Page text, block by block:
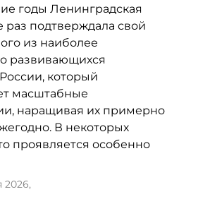
годы Ленинградская
раз подтверждала свой
из наиболее
развивающихся
который
масштабные
наращивая их примерно
В некоторых
проявляется особенно
2026,